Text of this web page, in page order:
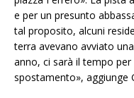
e per un presunto
tal proposito, alcuni
terra avevano avviato
anno, ci sarà il tempo
spostamento», aggiunge